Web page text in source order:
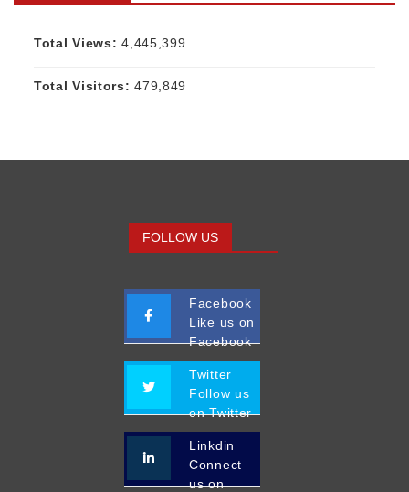
Total Views:4,445,399
Total Visitors:479,849
FOLLOW US
Facebook
Like us on
Facebook
Twitter
Follow us
on Twitter
Linkdin
Connect
us on